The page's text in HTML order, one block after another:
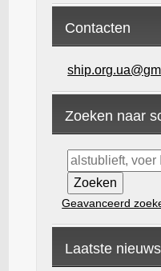
Contacten
Zoeken naar
Geavanceerd
Laatste nieuws